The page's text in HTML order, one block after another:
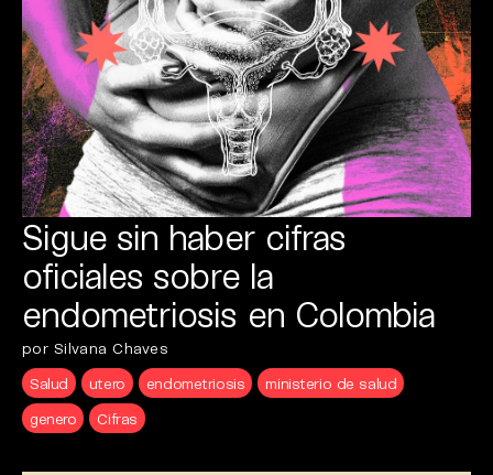
Sigue sin haber cifras
oficiales sobre la
endometriosis en Colombia
por Silvana Chaves
Salud
utero endometriosis
ministerio de salud
genero
Cifras